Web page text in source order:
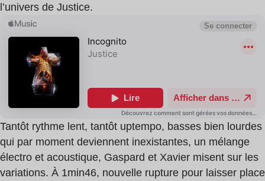
l’univers de Justice.
Tantôt rythme lent, tantôt uptempo, basses bien lourdes
qui par moment deviennent inexistantes, un mélange
électro et acoustique, Gaspard et Xavier misent sur les
variations. À 1min46, nouvelle rupture pour laisser place